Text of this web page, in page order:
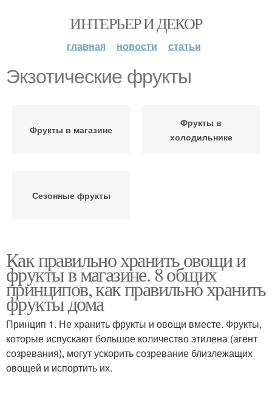
ИНТЕРЬЕР И ДЕКОР
главная новости статьи
Экзотические фрукты
Фрукты в магазине
Фрукты в
холодильнике
Сезонные фрукты
Как правильно хранить овощи и
фрукты в магазине. 8 общих
принципов, как правильно хранить
фрукты дома
Принцип 1. Не хранить фрукты и овощи вместе. Фрукты,
которые испускают большое количество этилена (агент
созревания), могут ускорить созревание близлежащих
овощей и испортить их.